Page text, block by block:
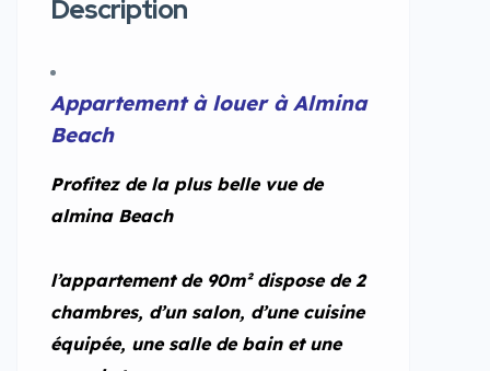
Description
Appartement à louer à Almina
Beach
Profitez de la plus belle vue de
almina Beach
l’appartement de 90m² dispose de 2
chambres, d’un salon, d’une cuisine
équipée, une salle de bain et une